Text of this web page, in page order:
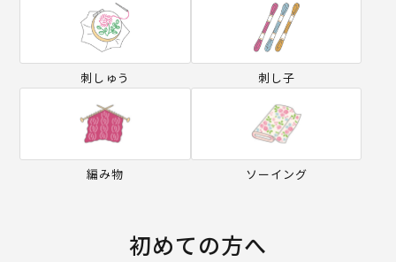
刺しゅう 刺し子
編み物 ソーイング
初めての方へ